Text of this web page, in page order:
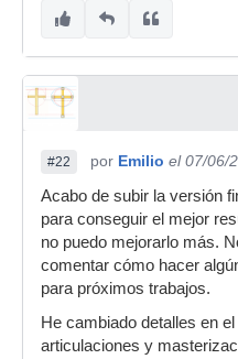
#22 por Emilio el 07/06/
Acabo de subir la versión
para conseguir el mejor
no puedo mejorarlo más.
comentar cómo hacer
para próximos trabajos.
He cambiado detalles en
articulaciones y